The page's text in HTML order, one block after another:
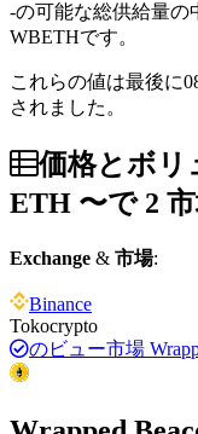
-の可能な総供給量の
WBETHです。
これらの値は最後に
されました。
価格とボリ
ETH 〜で 2
Exchange & 市場:
Binance
Tokocrypto
のビュー市場